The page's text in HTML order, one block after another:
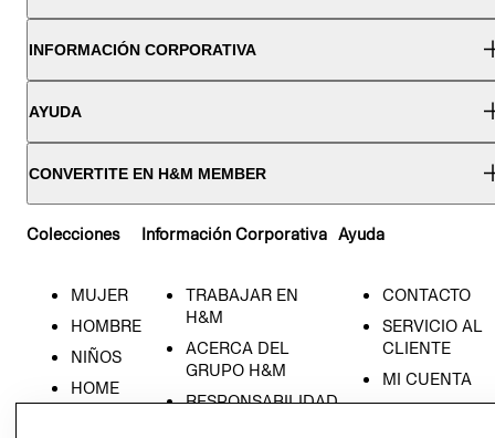
INFORMACIÓN CORPORATIVA
AYUDA
CONVERTITE EN H&M MEMBER
Colecciones
MUJER
HOMBRE
NIÑOS
HOME
Información Corporativa
TRABAJAR EN
H&M
ACERCA DEL
GRUPO H&M
RESPONSABILIDAD
Ayuda
CONTACTO
SERVICIO AL
CLIENTE
MI CUENTA
NUESTRAS